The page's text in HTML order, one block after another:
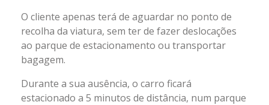
O cliente apenas terá de aguardar no ponto de
recolha da viatura, sem ter de fazer deslocações
ao parque de estacionamento ou transportar
bagagem.
Durante a sua ausência, o carro ficará
estacionado a 5 minutos de distância, num parque